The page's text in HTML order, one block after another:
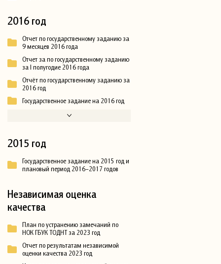
2016 год
Отчет по государственному заданию за
9 месяцев 2016 года
Отчет за по государственному заданию
за I полугодие 2016 года
Отчёт по государственному заданию за
2016 год
Государственное задание на 2016 год
2015 год
Государственное задание на 2015 год и
плановый период 2016–2017 годов
Независимая оценка
качества
План по устранению замечаний по
НОК ГБУК ТОДНТ за 2023 год
Отчет по результатам независимой
оценки качества 2023 год